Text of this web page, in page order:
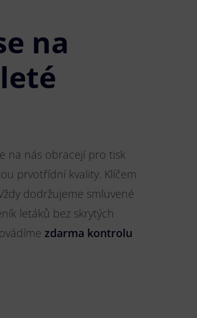
na
na nás obracejí pro tisk
prvotřídní kvality. Klíčem
dodržujeme smluvené
letáků bez skrytých
zdarma kontrolu